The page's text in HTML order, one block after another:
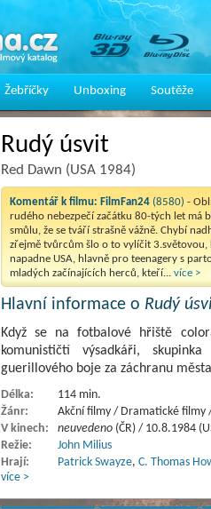
Žebříčky Unboxing Soutěže
Rudý úsvit
Red Dawn (USA 1984)
Komentář k filmu: FilmFan24 (8580) -
rudého nebezpečí začátku 80-tých let má
smůlu, že se tváří strašně vážně. Chybí
zřejmě tvůrcům šlo o to vylíčit 3.světovou,
napadne USA, hlavně pro teenagery s
mladých začínajících herců, kteří... více >
Hlavní informace o Rudý
Když se na fotbalové hřiště
komunističtí výsadkáři,
guerillového boje za záchranu
Délka:
114 min.
Žánr:
Akční filmy / Dramatické filmy
V kinech:
neuvedeno (ČR) / 10.8.1984
Režie:
John Milius
Hrají:
Patrick Swayze, C. Thomas
více >